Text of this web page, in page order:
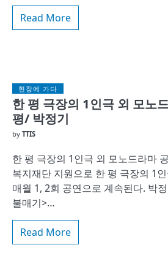
Read More
현장에 가다
한 평 극장의 1인극 외 모노
평/ 박정기
by TTIS
한 평 극장의 1인극 외 모노드라마
복지재단 지원으로 한 평 극장의 1
매월 1, 2회 공연으로 계속된다. 박
불매기>…
Read More